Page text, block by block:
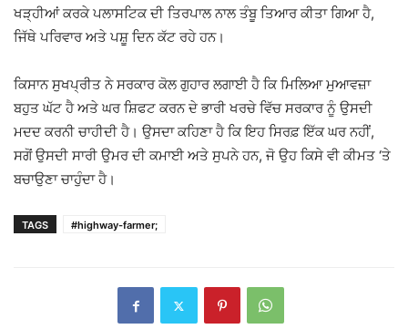
ਖੜ੍ਹੀਆਂ ਕਰਕੇ ਪਲਾਸਟਿਕ ਦੀ ਤਿਰਪਾਲ ਨਾਲ ਤੰਬੂ ਤਿਆਰ ਕੀਤਾ ਗਿਆ ਹੈ,
ਜਿੱਥੇ ਪਰਿਵਾਰ ਅਤੇ ਪਸ਼ੂ ਦਿਨ ਕੱਟ ਰਹੇ ਹਨ।
ਕਿਸਾਨ ਸੁਖਪ੍ਰੀਤ ਨੇ ਸਰਕਾਰ ਕੋਲ ਗੁਹਾਰ ਲਗਾਈ ਹੈ ਕਿ ਮਿਲਿਆ ਮੁਆਵਜ਼ਾ
ਬਹੁਤ ਘੱਟ ਹੈ ਅਤੇ ਘਰ ਸ਼ਿਫਟ ਕਰਨ ਦੇ ਭਾਰੀ ਖਰਚੇ ਵਿੱਚ ਸਰਕਾਰ ਨੂੰ ਉਸਦੀ
ਮਦਦ ਕਰਨੀ ਚਾਹੀਦੀ ਹੈ। ਉਸਦਾ ਕਹਿਣਾ ਹੈ ਕਿ ਇਹ ਸਿਰਫ਼ ਇੱਕ ਘਰ ਨਹੀਂ,
ਸਗੋਂ ਉਸਦੀ ਸਾਰੀ ਉਮਰ ਦੀ ਕਮਾਈ ਅਤੇ ਸੁਪਨੇ ਹਨ, ਜੋ ਉਹ ਕਿਸੇ ਵੀ ਕੀਮਤ ‘ਤੇ
ਬਚਾਉਣਾ ਚਾਹੁੰਦਾ ਹੈ।
TAGS #highway-farmer;